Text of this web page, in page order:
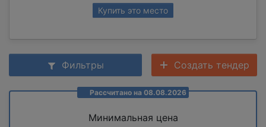
Купить это место
Фильтры Создать тендер
Рассчитано на 08.08.2026
Минимальная цена